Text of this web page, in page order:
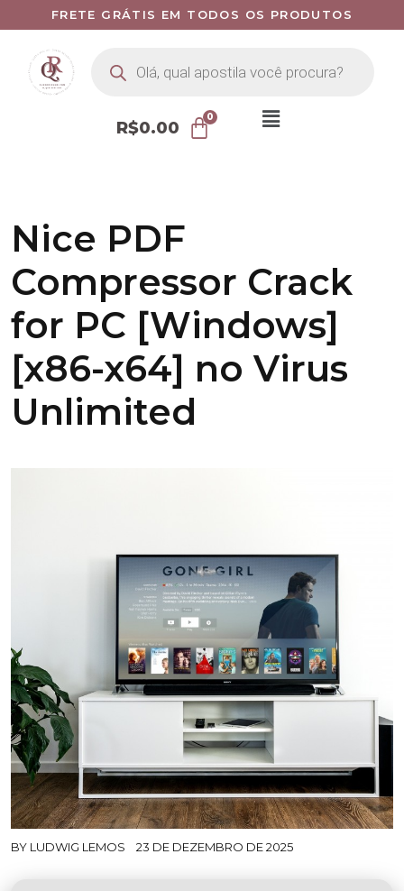
FRETE GRÁTIS EM TODOS OS PRODUTOS
R$0.00
Nice PDF
Compressor Crack
for PC [Windows]
[x86-x64] no Virus
Unlimited
BY LUDWIG LEMOS 23 DE DEZEMBRO DE 2025